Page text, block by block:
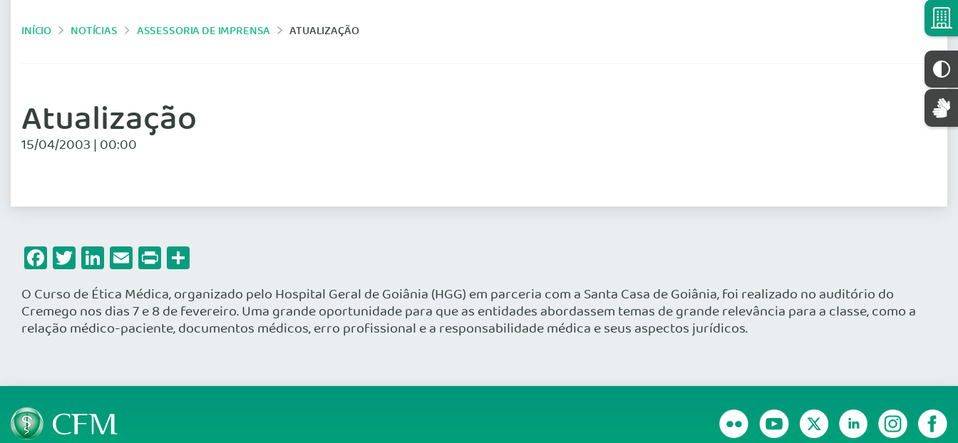
INÍCIO NOTÍCIAS ASSESSORIA DE IMPRENSA ATUALIZAÇÃO
Atualização
15/04/2003 | 00:00
Facebook
Twitter
LinkedIn
Email
Print
O Curso de Ética Médica, organizado pelo Hospital Geral de Goiânia (HGG) em parceria com a Santa Casa de Goiânia, foi realizado no auditório do
Cremego nos dias 7 e 8 de fevereiro. Uma grande oportunidade para que as entidades abordassem temas de grande relevância para a classe, como a
relação médico-paciente, documentos médicos, erro profissional e a responsabilidade médica e seus aspectos jurídicos.